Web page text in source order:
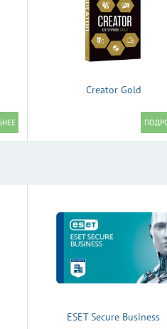
Creator Gold
ESET Secure Business